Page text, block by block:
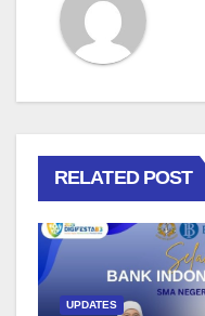
RELATED POST
UPDATES